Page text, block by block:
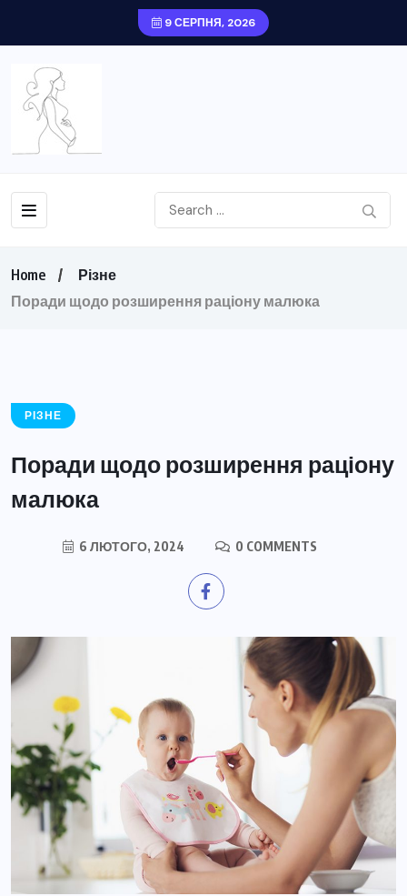
9 СЕРПНЯ, 2026
Home
Різне
Поради щодо розширення раціону малюка
РІЗНЕ
Поради щодо розширення раціону
малюка
6 ЛЮТОГО, 2024 0 COMMENTS